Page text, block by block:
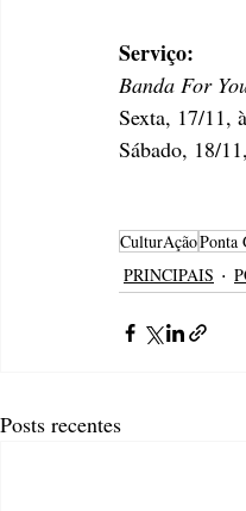
Serviço:
Banda For
Sexta, 17/11,
Sábado, 18/
CulturAçãoPonta
PRINCIPAIS
Posts recentes